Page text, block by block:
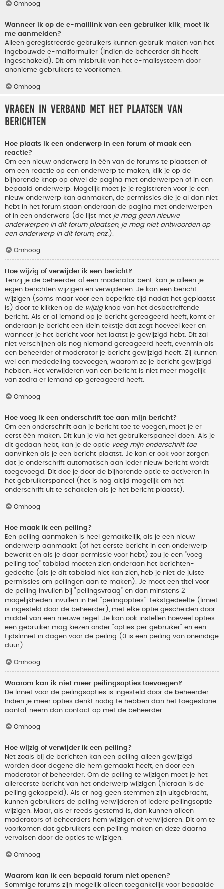
Omhoog
Wanneer ik op de e-maillink van een gebruiker klik, moet ik
me aanmelden?
Alleen geregistreerde gebruikers kunnen gebruik maken van het
ingebouwde e-mailformulier (indien de beheerder dit heeft
ingeschakeld). Dit om misbruik van het e-mailsysteem door
anonieme gebruikers te voorkomen.
Omhoog
Vragen in verband met het plaatsen van
berichten
Hoe plaats ik een onderwerp in een forum of maak een
reactie?
Om een nieuw onderwerp in één van de forums te plaatsen of
om een reactie op een onderwerp te maken, klik je op de
bijhorende knop op ofwel de pagina met onderwerpen of in een
bepaald onderwerp. Mogelijk moet je je registreren voor je een
nieuw onderwerp kan aanmaken, de permissies die je al dan niet
hebt in het forum staan onderaan de pagina met onderwerpen
of in een onderwerp (de lijst met je mag geen nieuwe
onderwerpen in dit forum plaatsen, je mag niet antwoorden op
een onderwerp in dit forum, enz. ).
Omhoog
Hoe wijzig of verwijder ik een bericht?
Tenzij je de beheerder of een moderator bent, kan je alleen je
eigen berichten wijzigen en verwijderen. Je kan een bericht
wijzigen (soms maar voor een beperkte tijd nadat het geplaatst
is) door te klikken op de wijzigknop van het desbetreffende
bericht. Als er al iemand op je bericht gereageerd heeft, komt er
onderaan je bericht een klein tekstje dat zegt hoeveel keer en
wanneer je het bericht voor het laatst je gewijzigd hebt. Dit zal
niet verschijnen als nog niemand gereageerd heeft, evenmin als
een beheerder of moderator je bericht gewijzigd heeft. Zij kunnen
wel een mededeling toevoegen, waarom ze je bericht gewijzigd
hebben. Het verwijderen van een bericht is niet meer mogelijk
van zodra er iemand op gereageerd heeft.
Omhoog
Hoe voeg ik een onderschrift toe aan mijn bericht?
Om een onderschrift aan je bericht toe te voegen, moet je er
eerst één maken. Dit kun je via het gebruikerspaneel doen. Als je
dit gedaan hebt, kan je de optie voeg mijn onderschrift toe
aanvinken als je een bericht plaatst. Je kan er ook voor zorgen
dat je onderschrift automatisch aan ieder nieuw bericht wordt
toegevoegd. Dit doe je door de bijhorende optie te activeren in
het gebruikerspaneel (het is nog altijd mogelijk om het
onderschrift uit te schakelen als je het bericht plaatst).
Omhoog
Hoe maak ik een peiling?
Een peiling aanmaken is heel gemakkelijk, als je een nieuw
onderwerp aanmaakt (of het eerste bericht in een onderwerp
bewerkt en als je daar permissie voor hebt) zou je een "voeg
peiling toe" tabblad moeten zien onderaan het berichten-
gedeelte (als je dit tabblad niet kan zien, heb je niet de juiste
permissies om peilingen aan te maken). Je moet een titel voor
de peiling invullen bij "peilingsvraag" en dan minstens 2
mogelijkheden invullen in het "peilingopties"-tekstgedeelte (limiet
is ingesteld door de beheerder), met elke optie gescheiden door
middel van een nieuwe regel. Je kan ook instellen hoeveel opties
een gebruiker mag kiezen onder "opties per gebruiker" en een
tijdslimiet in dagen voor de peiling (0 is een peiling van oneindige
duur).
Omhoog
Waarom kan ik niet meer peilingsopties toevoegen?
De limiet voor de peilingsopties is ingesteld door de beheerder.
Indien je meer opties denkt nodig te hebben dan het toegestane
aantal, neem dan contact op met de beheerder.
Omhoog
Hoe wijzig of verwijder ik een peiling?
Net zoals bij de berichten kan een peiling alleen gewijzigd
worden door degene die hem gemaakt heeft, en door een
moderator of beheerder. Om de peiling te wijzigen moet je het
allereerste bericht van het onderwerp wijzigen (hieraan is de
peiling gekoppeld). Als er nog geen stemmen zijn uitgebracht,
kunnen gebruikers de peiling verwijderen of iedere peilingsoptie
wijzigen. Maar, als er reeds gestemd is, dan kunnen alleen
moderators of beheerders hem wijzigen of verwijderen. Dit om te
voorkomen dat gebruikers een peiling maken en deze daarna
vervalsen door de opties te wijzigen.
Omhoog
Waarom kan ik een bepaald forum niet openen?
Sommige forums zijn mogelijk alleen toegankelijk voor bepaalde